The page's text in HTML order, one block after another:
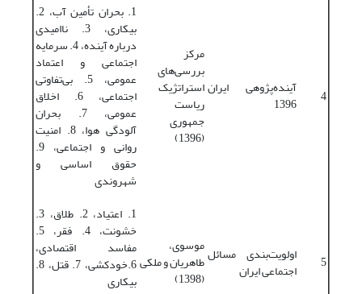
4 آینده‌پژوهی ایران
1396
مرکز
بررسی‌‌های
استراتژیک
ریاست
جمهوری
(1396)
1. بحران تأمین آب، 2.
بیکاری، 3. ناامیدی
درباره آینده، 4. سرمایه
اجتماعی و اعتماد
عمومی، 5. بی‌تفاوتی
اجتماعی، 6. اخلاق
عمومی، 7. بحران
آلودگی هوا، 8. امنیت
روانی و اجتماعی، 9.
حقوق اساسی و
شهروندی
5 اولویت‌‌بندی مسائل
اجتماعی ایران
موسوی،
طاهریان و ملکی
(1398)
1. اعتیاد، 2. طلاق، 3.
خشونت، 4. فقر، 5.
مفاسد اقتصادی،
6.خودکشی، 7. قتل، 8.
بیکاری